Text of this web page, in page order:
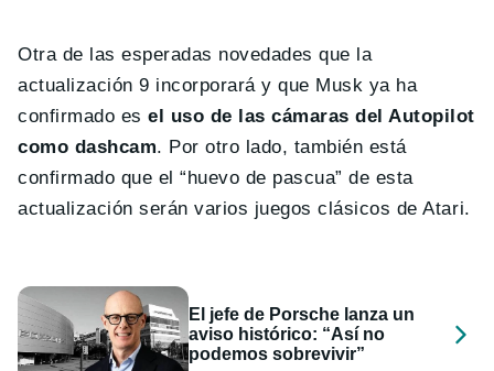
Otra de las esperadas novedades que la
actualización 9 incorporará y que Musk ya ha
confirmado esel uso de las cámaras del Autopilot
como dashcam. Por otro lado, también está
confirmado que el “huevo de pascua” de esta
actualización serán varios juegos clásicos de Atari.
El jefe de Porsche lanza un
aviso histórico: “Así no
podemos sobrevivir”